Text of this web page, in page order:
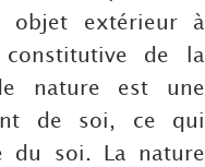
objet extérieur à
de la
nature est une
de soi, ce qui
du soi. La nature